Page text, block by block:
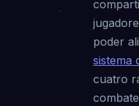
poder
sistema
cuatro